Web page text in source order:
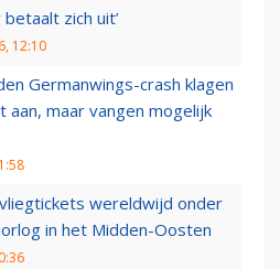
zich uit’
12:10
Germanwings-crash klagen
aan, maar vangen mogelijk
wereldwijd onder
in het Midden-Oosten